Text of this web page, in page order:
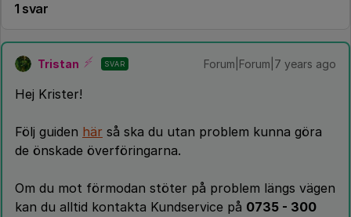
1 svar
Tristan SVAR Forum|Forum|7 years ago
Hej Krister!
Följ guiden här så ska du utan problem kunna göra
de önskade överföringarna.
Om du mot förmodan stöter på problem längs vägen
kan du alltid kontakta Kundservice på 0735 - 300